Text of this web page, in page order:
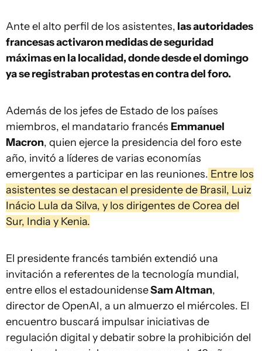
Ante el alto perfil de los asistentes, las autoridades
francesas activaron medidas de seguridad
máximas en la localidad, donde desde el domingo
ya se registraban protestas en contra del foro.
Además de los jefes de Estado de los países
miembros, el mandatario francés Emmanuel
Macron, quien ejerce la presidencia del foro este
año, invitó a líderes de varias economías
emergentes a participar en las reuniones. Entre los
asistentes se destacan el presidente de Brasil, Luiz
Inácio Lula da Silva, y los dirigentes de Corea del
Sur, India y Kenia.
El presidente francés también extendió una
invitación a referentes de la tecnología mundial,
entre ellos el estadounidenseSam Altman,
director de OpenAI, a un almuerzo el miércoles. El
encuentro buscará impulsar iniciativas de
regulación digital y debatir sobre la prohibición del